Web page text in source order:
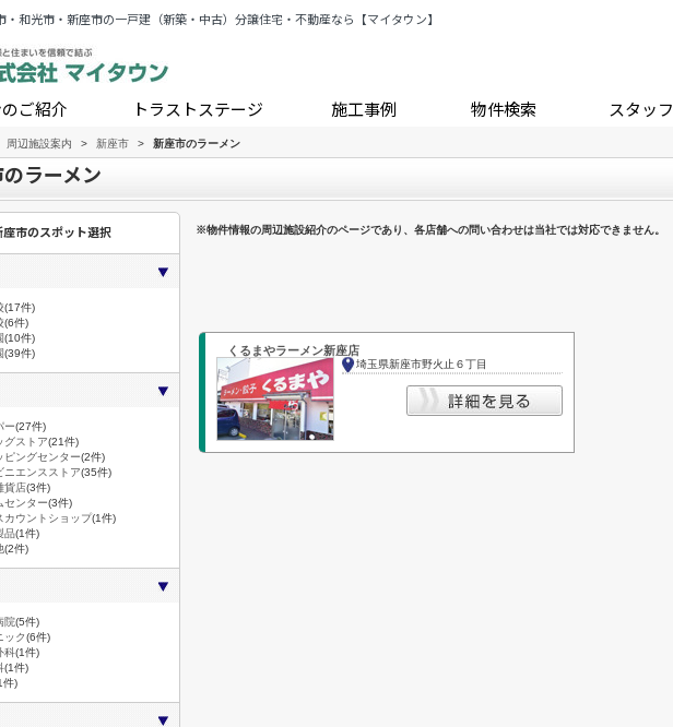
・和光市・新座市の一戸建（新築・中古）分譲住宅・不動産なら【マイタウン】
ご紹介 トラストステージ 施工事例 物件検索 スタッフ
周辺施設案内 > 新座市 > 新座市のラーメン
ラーメン
※物件情報の周辺施設紹介のページであり、各店舗への問い合わせは当社では対応できません。
くるまやラーメン新座店
埼玉県新座市野火止６丁目
座市のスポット選択
(17件)
(6件)
(10件)
(39件)
ー(27件)
グストア(21件)
ピングセンター(2件)
ニエンスストア(35件)
貨店(3件)
センター(3件)
カウントショップ(1件)
品(1件)
(2件)
院(5件)
ック(6件)
科(1件)
(1件)
件)